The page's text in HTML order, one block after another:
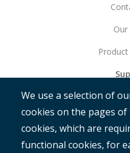
We use a selection of
cookies on the pages
cookies, which are
functional cookies, for
Get